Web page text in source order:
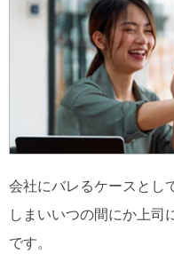
会社にバレるケースとし
しまいいつの間にか上司
です。